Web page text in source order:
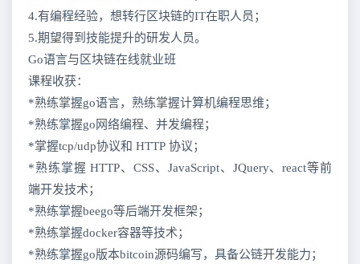
4.有编程经验，想转行区块链的IT在职人员；
5.期望得到技能提升的研发人员。
Go语言与区块链在线就业班
课程收获：
*熟练掌握go语言，熟练掌握计算机编程思维；
*熟练掌握go网络编程、并发编程；
*掌握tcp/udp协议和 HTTP 协议；
*熟练掌握 HTTP、CSS、JavaScript、JQuery、react等前
端开发技术；
*熟练掌握beego等后端开发框架；
*熟练掌握docker容器等技术；
*熟练掌握go版本bitcoin源码编写，具备公链开发能力；